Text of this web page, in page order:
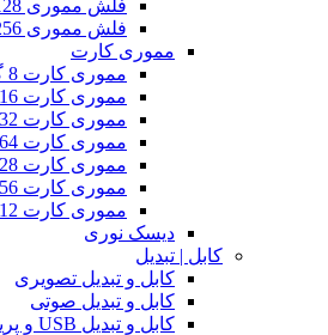
فلش مموری 128 گیگ
فلش مموری 256 گیگ
مموری کارت
مموری کارت 8 گیگ
مموری کارت 16 گیگ
مموری کارت 32 گیگ
مموری کارت 64 گیگ
مموری کارت 128 گیگ
مموری کارت 256 گیگ
مموری کارت 512 گیگ
دیسک نوری
کابل | تبدیل
کابل و تبدیل تصویری
کابل و تبدیل صوتی
کابل و تبدیل USB و پرینتر